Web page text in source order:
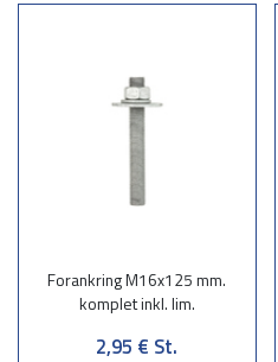
Forankring M16x125 mm.
komplet inkl. lim.
2,95 € St.